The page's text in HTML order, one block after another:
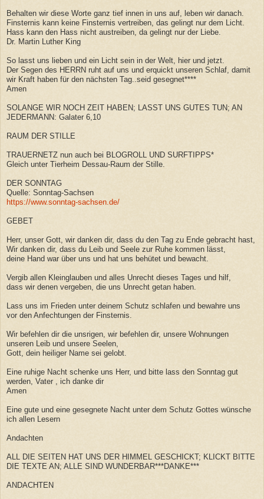
Behalten wir diese Worte ganz tief innen in uns auf, leben wir danach.
Finsternis kann keine Finsternis vertreiben, das gelingt nur dem Licht.
Hass kann den Hass nicht austreiben, da gelingt nur der Liebe.
Dr. Martin Luther King
So lasst uns lieben und ein Licht sein in der Welt, hier und jetzt.
Der Segen des HERRN ruht auf uns und erquickt unseren Schlaf, damit
wir Kraft haben für den nächsten Tag..seid gesegnet****
Amen
SOLANGE WIR NOCH ZEIT HABEN; LASST UNS GUTES TUN; AN
JEDERMANN: Galater 6,10
RAUM DER STILLE
TRAUERNETZ nun auch bei BLOGROLL UND SURFTIPPS*
Gleich unter Tierheim Dessau-Raum der Stille.
DER SONNTAG
Quelle: Sonntag-Sachsen
https://www.sonntag-sachsen.de/
GEBET
Herr, unser Gott, wir danken dir, dass du den Tag zu Ende gebracht hast,
Wir danken dir, dass du Leib und Seele zur Ruhe kommen lässt,
deine Hand war über uns und hat uns behütet und bewacht.
Vergib allen Kleinglauben und alles Unrecht dieses Tages und hilf,
dass wir denen vergeben, die uns Unrecht getan haben.
Lass uns im Frieden unter deinem Schutz schlafen und bewahre uns
vor den Anfechtungen der Finsternis.
Wir befehlen dir die unsrigen, wir befehlen dir, unsere Wohnungen
unseren Leib und unsere Seelen,
Gott, dein heiliger Name sei gelobt.
Eine ruhige Nacht schenke uns Herr, und bitte lass den Sonntag gut
werden, Vater , ich danke dir
Amen
Eine gute und eine gesegnete Nacht unter dem Schutz Gottes wünsche
ich allen Lesern
Andachten
ALL DIE SEITEN HAT UNS DER HIMMEL GESCHICKT; KLICKT BITTE
DIE TEXTE AN; ALLE SIND WUNDERBAR***DANKE***
ANDACHTEN